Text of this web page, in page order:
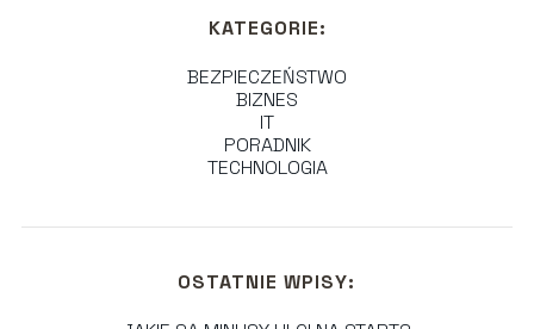
KATEGORIE:
BEZPIECZEŃSTWO
BIZNES
IT
PORADNIK
TECHNOLOGIA
OSTATNIE WPISY: